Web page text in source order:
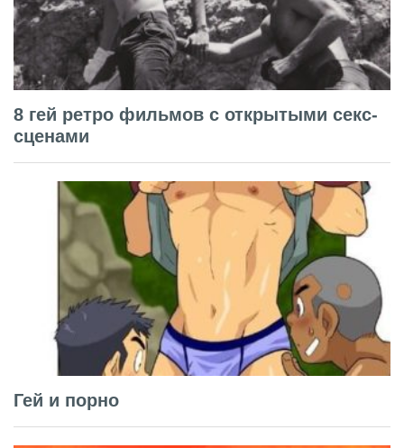
8 гей ретро фильмов с открытыми секс-
сценами
Гей и порно